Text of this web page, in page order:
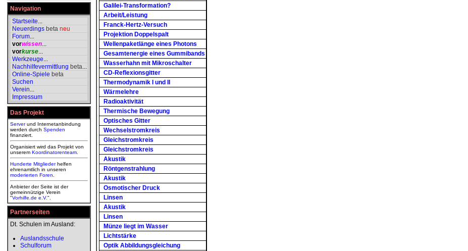
Navigation
Startseite...
Neuerdings beta neu
Forum...
vorwissen...
vorkurse...
Werkzeuge...
Nachhilfevermittlung beta...
Online-Spiele beta
Suchen
Verein...
Impressum
Das Projekt
Serverund Internetanbindung
werden durch Spenden
finanziert.
Organisiert wird das Projekt von
unserem Koordinatorenteam
Hunderte Mitgliederhelfen
ehrenamtlich in unseren
moderierten Foren
Anbieter der Seite ist der
gemeinnützige Verein
"Vorhilfe.de e.V.".
Partnerseiten
Dt. Schulen im Ausland:
Auslandsschule
Schulforum
Galilei-Transformation?
Arbeit/Leistung
Franck-Hertz-Versuch
Projektion Doppelspalt
Wellenpaketlänge eines Photons
Gesamtenergie eines Gummibands
Wasserhahn mit Mikroschalter
CD-Reflexionsgitter
Thermodynamik I und II
Wärmelehre
Radioaktivität
Thermische Bewegung
Optisches Gitter
Wechselstromkreis
Gleichstromkreis
Gleichstromkreis
Akustik
Röntgenstrahlung
Akustik
Osmotischer Druck
Linsen
Akustik
Linsen
Münze liegt im Wasser
Lichtstärke
Optik Abbildungsgleichung